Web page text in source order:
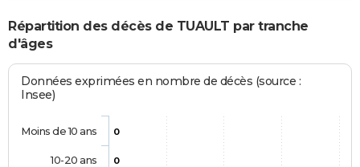
Répartition des décès de TUAULT par tranche
d'âges
Données exprimées en nombre de décès (source :
Insee)
0
0
Moins de 10 ans
10-20 ans